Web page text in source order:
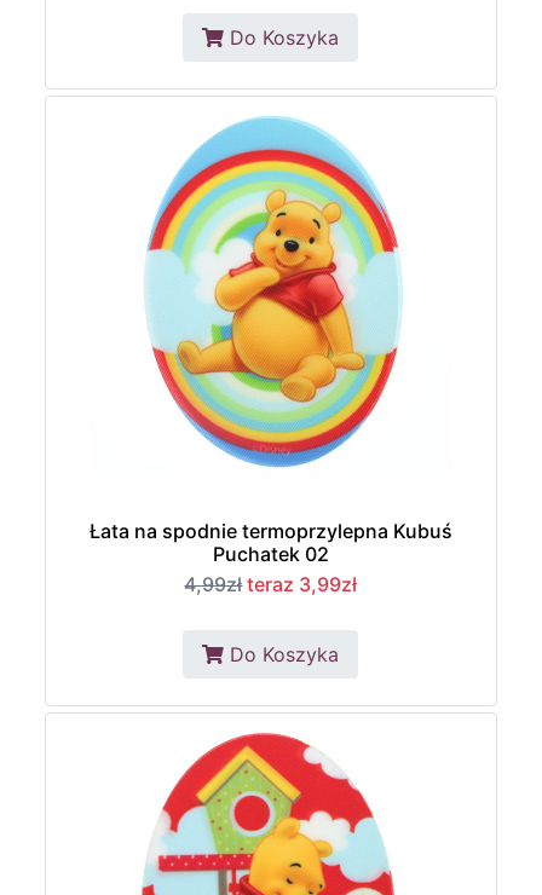
Do Koszyka
Łata na spodnie termoprzylepna Kubuś
Puchatek 02
4,99zł teraz 3,99zł
Do Koszyka